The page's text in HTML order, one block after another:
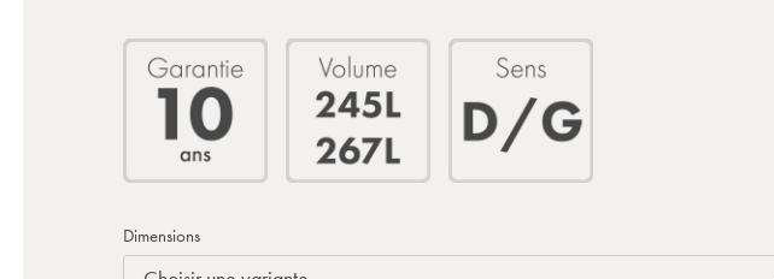
Dimensions